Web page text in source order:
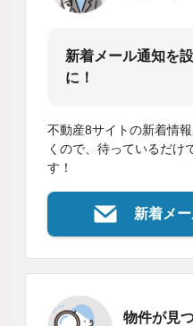
新着メール通知を
に！
不動産8サイトの新着情
くので、待っているだけ
す！
新着メ
物件が見